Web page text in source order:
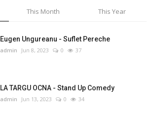
This Month This Year
Eugen Ungureanu - Suflet Pereche
admin Jun 8, 2023 0 37
LA TARGU OCNA - Stand Up Comedy
admin Jun 13, 2023 0 34